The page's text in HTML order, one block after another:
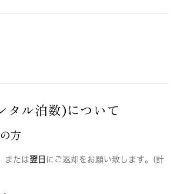
タル泊数)について
方
または翌日 にご返却をお願い致します。(計